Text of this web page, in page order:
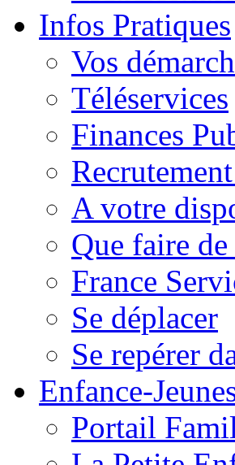
Infos Pratiques
Vos
Téléservices
Finances
A votre
Que faire
France
Se déplacer
Se repérer
Enfance-
Portail